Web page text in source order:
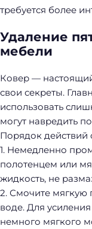
требуется более
Удаление
мебели
Ковер —
свои секреты.
использовать
могут навредить
Порядок
1. Немедленно
полотенцем или
жидкость, не
2. Смочите мягкую
воде. Для
немного мягкого